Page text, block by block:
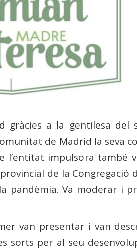
gràcies a la gentilesa del
de Madrid la seva
l’entitat impulsora també
de la Congregació
pandèmia. Va moderar i
van presentar i van
per al seu